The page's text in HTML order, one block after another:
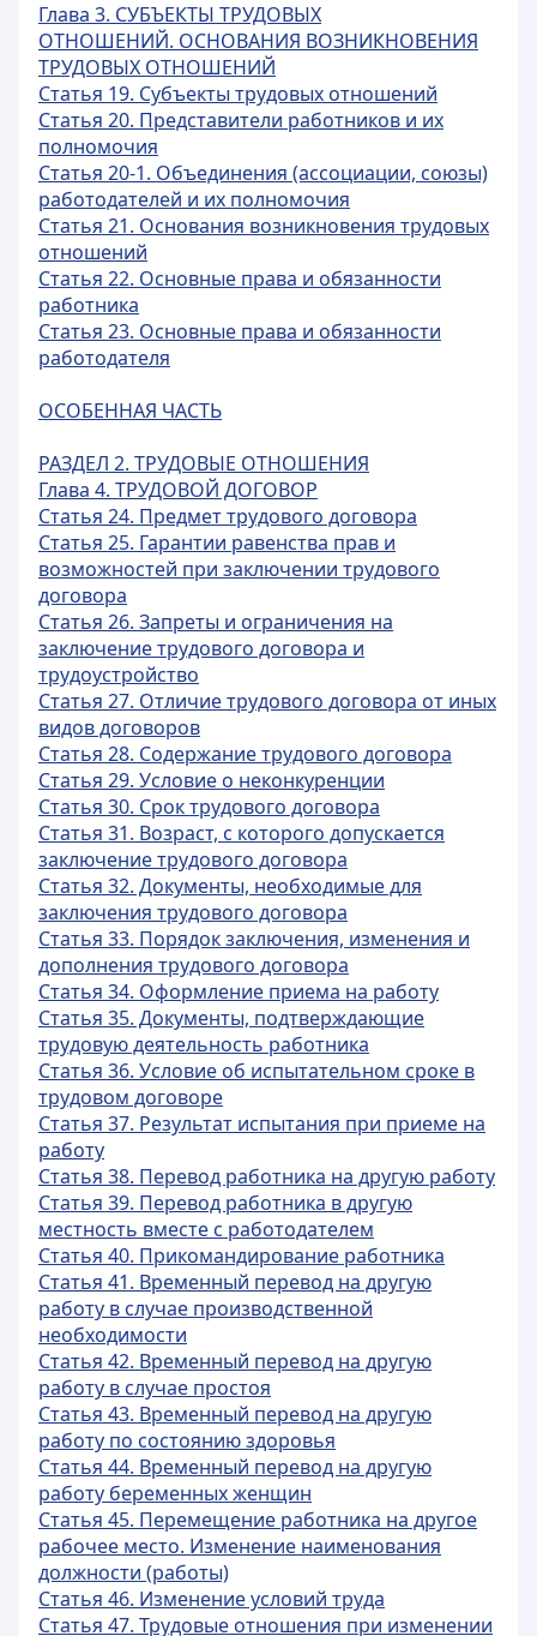
Глава 3. СУБЪЕКТЫ ТРУДОВЫХ
ОТНОШЕНИЙ. ОСНОВАНИЯ ВОЗНИКНОВЕНИЯ
ТРУДОВЫХ ОТНОШЕНИЙ
Статья 19. Субъекты трудовых отношений
Статья 20. Представители работников и их
полномочия
Статья 20-1. Объединения (ассоциации, союзы)
работодателей и их полномочия
Статья 21. Основания возникновения трудовых
отношений
Статья 22. Основные права и обязанности
работника
Статья 23. Основные права и обязанности
работодателя
ОСОБЕННАЯ ЧАСТЬ
РАЗДЕЛ 2. ТРУДОВЫЕ ОТНОШЕНИЯ
Глава 4. ТРУДОВОЙ ДОГОВОР
Статья 24. Предмет трудового договора
Статья 25. Гарантии равенства прав и
возможностей при заключении трудового
договора
Статья 26. Запреты и ограничения на
заключение трудового договора и
трудоустройство
Статья 27. Отличие трудового договора от иных
видов договоров
Статья 28. Содержание трудового договора
Статья 29. Условие о неконкуренции
Статья 30. Срок трудового договора
Статья 31. Возраст, с которого допускается
заключение трудового договора
Статья 32. Документы, необходимые для
заключения трудового договора
Статья 33. Порядок заключения, изменения и
дополнения трудового договора
Статья 34. Оформление приема на работу
Статья 35. Документы, подтверждающие
трудовую деятельность работника
Статья 36. Условие об испытательном сроке в
трудовом договоре
Статья 37. Результат испытания при приеме на
работу
Статья 38. Перевод работника на другую работу
Статья 39. Перевод работника в другую
местность вместе с работодателем
Статья 40. Прикомандирование работника
Статья 41. Временный перевод на другую
работу в случае производственной
необходимости
Статья 42. Временный перевод на другую
работу в случае простоя
Статья 43. Временный перевод на другую
работу по состоянию здоровья
Статья 44. Временный перевод на другую
работу беременных женщин
Статья 45. Перемещение работника на другое
рабочее место. Изменение наименования
должности (работы)
Статья 46. Изменение условий труда
Статья 47. Трудовые отношения при изменении